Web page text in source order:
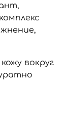
вокруг